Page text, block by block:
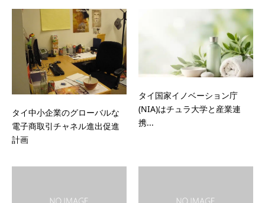
タイ中小企業のグローバルな
電子商取引チャネル進出促進
計画
タイ国家イノベーション庁
(NIA)はチュラ大学と産業連
携...